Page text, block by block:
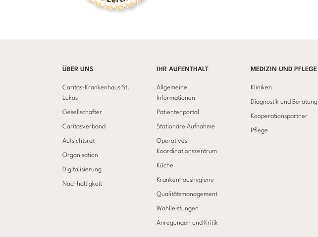
ÜBER UNS
Caritas-Krankenhaus St.
Lukas
Gesellschafter
Caritasverband
Aufsichtsrat
Organisation
Digitalisierung
Nachhaltigkeit
IHR AUFENTHALT
Allgemeine
Informationen
Patientenportal
Stationäre Aufnahme
Operatives
Koordinationszentrum
Küche
Krankenhaushygiene
Qualitätsmanagement
Wahlleistungen
Anregungen und Kritik
MEDIZIN UND PFLEGE
Kliniken
Diagnostik und Beratung
Kooperationspartner
Pflege